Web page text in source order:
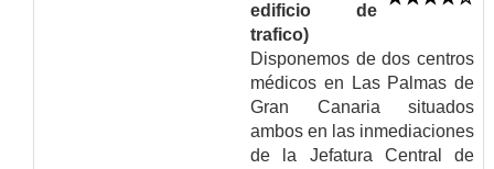
edificio de
trafico)
Disponemos de dos centros
médicos en Las Palmas de
Gran Canaria situados
ambos en las inmediaciones
de la Jefatura Central de